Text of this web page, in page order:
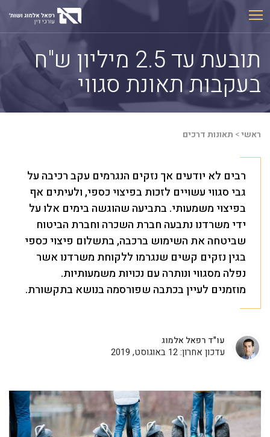
Skip
to
content
תובעת עד 2.5 מיליון ש"ח
בעקבות תאונת סגווי
ראשי> תאונות דרכים
רבים לא יודעים אך נזקים הנגרמים עקב רכיבה על
גבי סגווי עשויים לזכות בפיצוי כספי, ולעיתים אף
בפיצוי משמעותי. בתביעה שהוגשה בימים אלו על
ידי משרדנו נתבעה חברת השכרה וחברת הביטוח
שביטחה את השימוש ברכבה, בתשלום פיצוי כספי
בגין נזקים קשים שנגרמו ללקוחת משרדנו אשר
נפלה מסגווי ונותרה עם נכויות משמעותיות.
מוזמנים לעיין בכתבה שפורסמה בנושא בתקשורת.
עו"ד רפאל אלמוג
עדכון אחרון: 12 באוגוסט, 2019